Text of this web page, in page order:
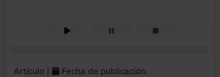
Artículo |
Fecha de publicación: